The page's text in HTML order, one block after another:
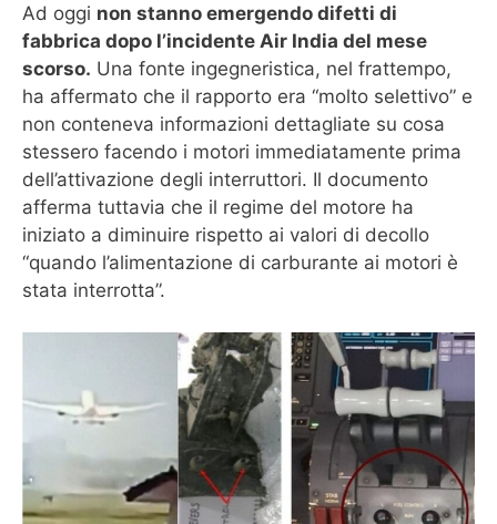
Ad oggi non stanno emergendo difetti di
fabbrica dopo l’incidente Air India del mese
scorso. Una fonte ingegneristica, nel frattempo,
ha affermato che il rapporto era “molto selettivo” e
non conteneva informazioni dettagliate su cosa
stessero facendo i motori immediatamente prima
dell’attivazione degli interruttori. Il documento
afferma tuttavia che il regime del motore ha
iniziato a diminuire rispetto ai valori di decollo
“quando l’alimentazione di carburante ai motori è
stata interrotta”.